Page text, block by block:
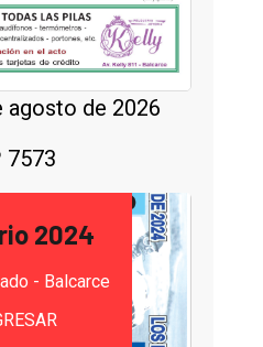
agosto de 2026
7573
2024
- Balcarce